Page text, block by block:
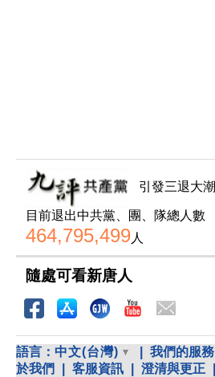
引發三退大潮
目前退出中共黨、團、隊總人數
464,795,499人
隨處可看新唐人
語言： 中文(台灣) 我們的服務
於我們
客服資訊 澄清與更正